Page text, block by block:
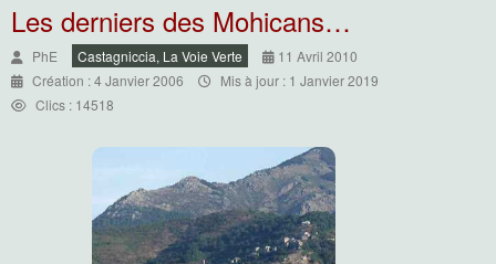
Les derniers des Mohicans…
PhE Castagniccia, La Voie Verte
11 Avril 2010
Création : 4 Janvier 2006
Mis à jour : 1 Janvier 2019
Clics : 14518